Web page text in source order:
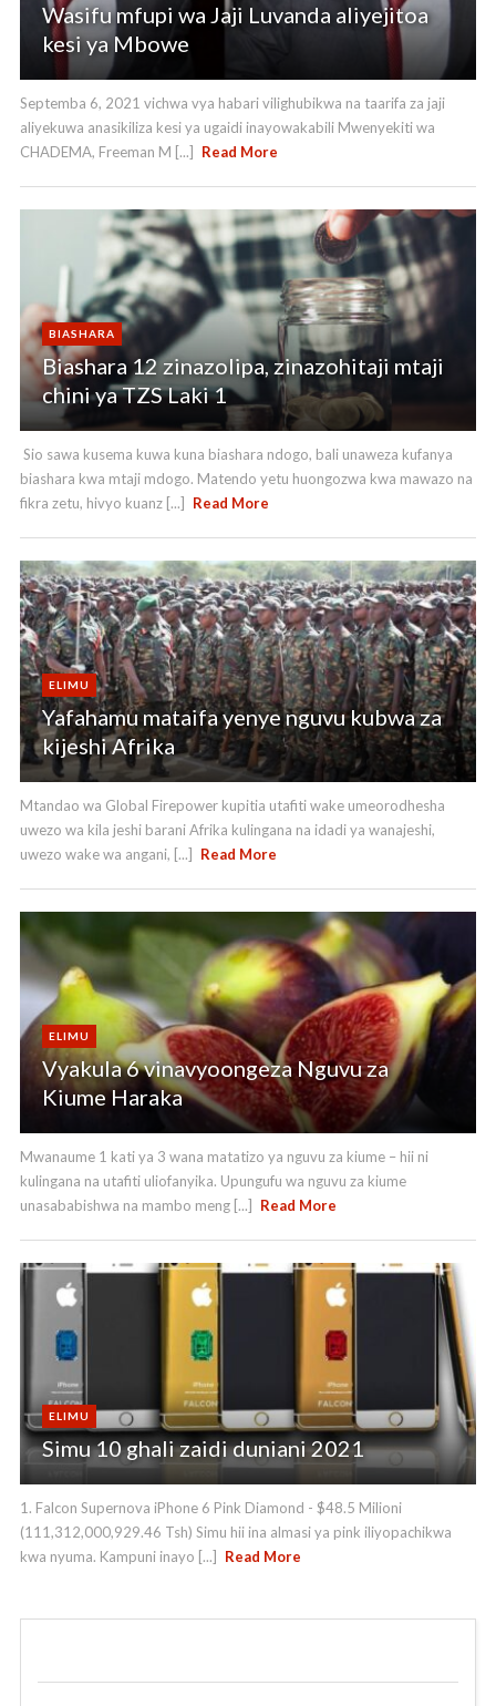
Wasifu mfupi wa Jaji Luvanda aliyejitoa
kesi ya Mbowe
Septemba 6, 2021 vichwa vya habari vilighubikwa na taarifa za jaji
aliyekuwa anasikiliza kesi ya ugaidi inayowakabili Mwenyekiti wa
CHADEMA, Freeman M [...]
Read More
BIASHARA
Biashara 12 zinazolipa, zinazohitaji mtaji
chini ya TZS Laki 1
Sio sawa kusema kuwa kuna biashara ndogo, bali unaweza kufanya
biashara kwa mtaji mdogo. Matendo yetu huongozwa kwa mawazo na
fikra zetu, hivyo kuanz [...]
Read More
ELIMU
Yafahamu mataifa yenye nguvu kubwa za
kijeshi Afrika
Mtandao wa Global Firepower kupitia utafiti wake umeorodhesha
uwezo wa kila jeshi barani Afrika kulingana na idadi ya wanajeshi,
uwezo wake wa angani, [...]
Read More
ELIMU
Vyakula 6 vinavyoongeza Nguvu za
Kiume Haraka
Mwanaume 1 kati ya 3 wana matatizo ya nguvu za kiume – hii ni
kulingana na utafiti uliofanyika. Upungufu wa nguvu za kiume
unasababishwa na mambo meng [...]
Read More
ELIMU
Simu 10 ghali zaidi duniani 2021
1. Falcon Supernova iPhone 6 Pink Diamond - $48.5 Milioni
(111,312,000,929.46 Tsh) Simu hii ina almasi ya pink iliyopachikwa
kwa nyuma. Kampuni inayo [...]
Read More